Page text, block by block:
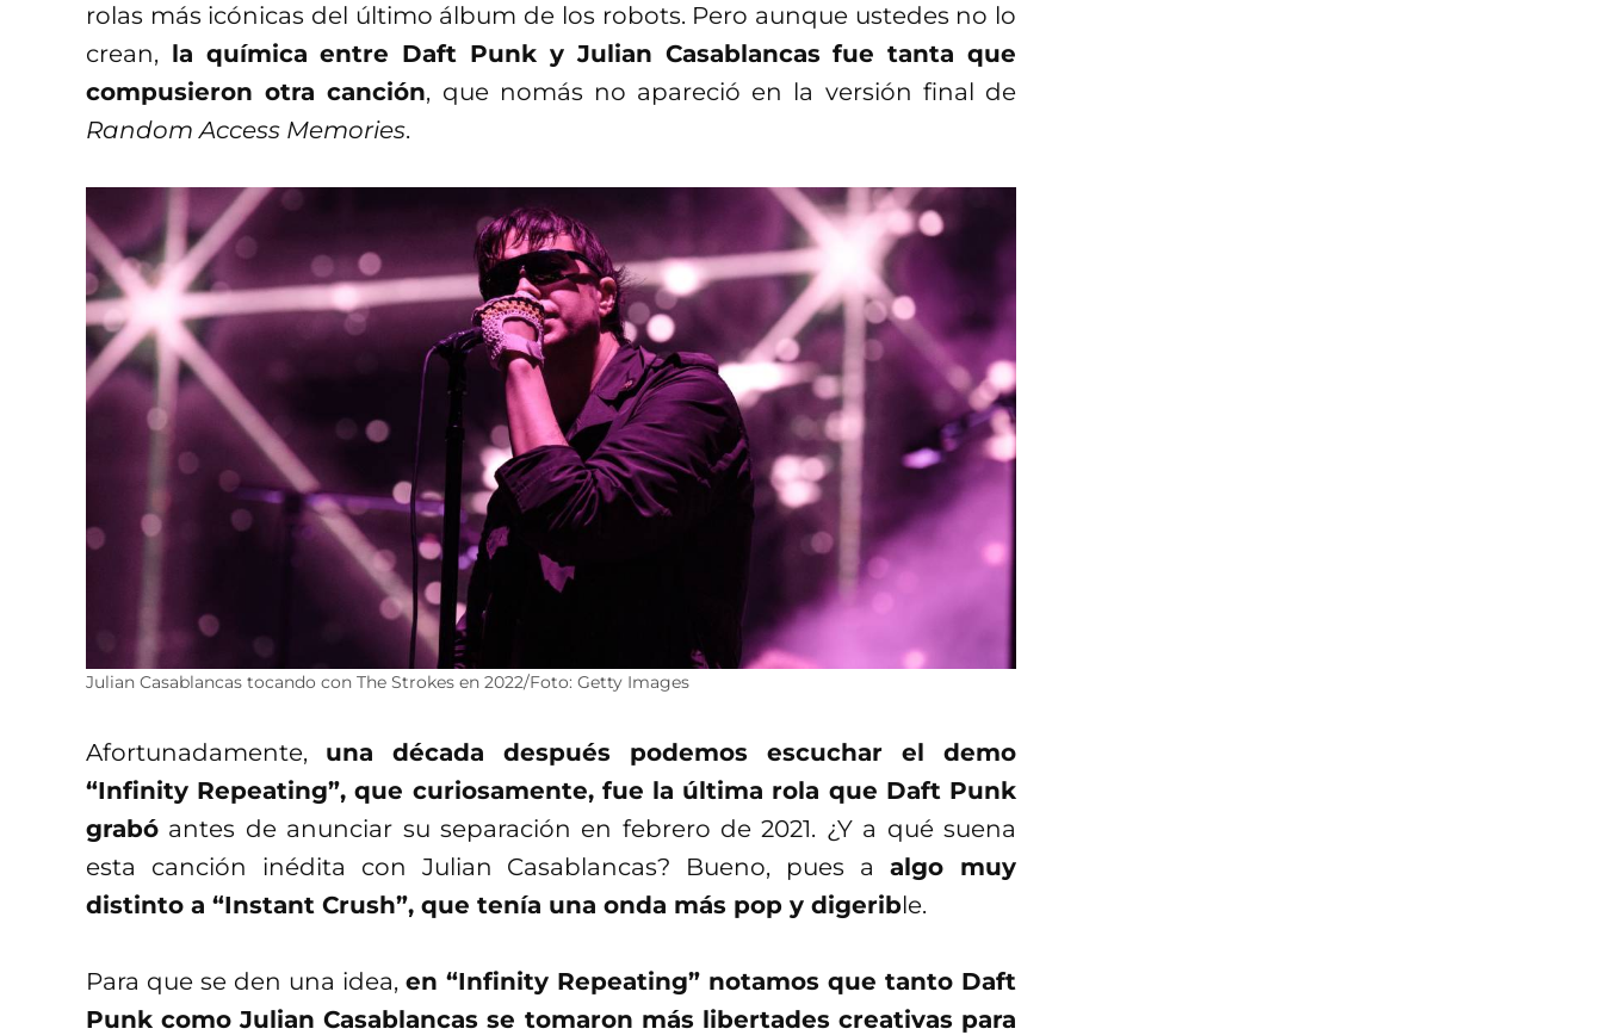
rolas más icónicas del último álbum de los robots. Pero aunque ustedes no lo
crean, la química entre Daft Punk y Julian Casablancas fue tanta que
compusieron otra canción, que nomás no apareció en la versión final de
Random Access Memories.
Julian Casablancas tocando con The Strokes en 2022/Foto: Getty Images
Afortunadamente, una década después podemos escuchar el demo
“Infinity Repeating”, que curiosamente, fue la última rola que Daft Punk
grabó antes de anunciar su separación en febrero de 2021. ¿Y a qué suena
esta canción inédita con Julian Casablancas? Bueno, pues aalgo muy
distinto a “Instant Crush”, que tenía una onda más pop y digerible.
Para que se den una idea, en “Infinity Repeating” notamos que tanto Daft
Punk como Julian Casablancas se tomaron más libertades creativas para